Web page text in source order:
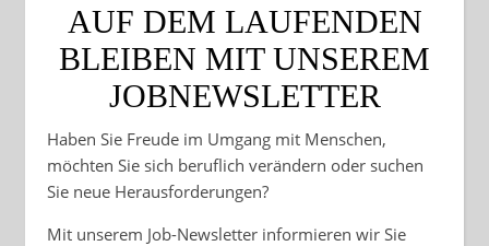
AUF DEM LAUFENDEN
BLEIBEN MIT UNSEREM
JOBNEWSLETTER
Haben Sie Freude im Umgang mit Menschen,
möchten Sie sich beruflich verändern oder suchen
Sie neue Herausforderungen?
Mit unserem Job-Newsletter informieren wir Sie